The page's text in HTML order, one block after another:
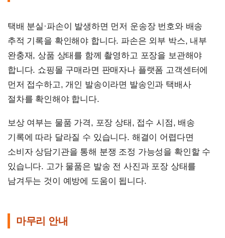
택배 분실·파손이 발생하면 먼저 운송장 번호와 배송
추적 기록을 확인해야 합니다. 파손은 외부 박스, 내부
완충재, 상품 상태를 함께 촬영하고 포장을 보관해야
합니다. 쇼핑몰 구매라면 판매자나 플랫폼 고객센터에
먼저 접수하고, 개인 발송이라면 발송인과 택배사
절차를 확인해야 합니다.
보상 여부는 물품 가격, 포장 상태, 접수 시점, 배송
기록에 따라 달라질 수 있습니다. 해결이 어렵다면
소비자 상담기관을 통해 분쟁 조정 가능성을 확인할 수
있습니다. 고가 물품은 발송 전 사진과 포장 상태를
남겨두는 것이 예방에 도움이 됩니다.
마무리 안내